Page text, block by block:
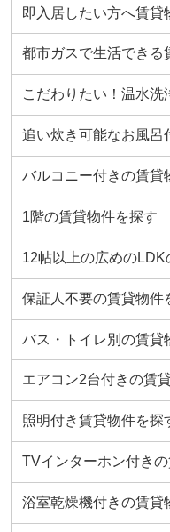
即入居したい方へ賃貸
都市ガスで生活できる
こだわりたい！温水洗
追い炊き可能なお風呂
バルコニー付きの賃貸
1階の賃貸物件を探す
12帖以上の広めのLDK
保証人不要の賃貸物件
バス・トイレ別の賃貸
エアコン2台付きの賃
照明付き賃貸物件を探
TVインターホン付き
浴室乾燥機付きの賃貸